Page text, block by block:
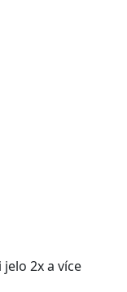
2x a více